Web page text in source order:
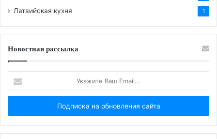
Латвийская кухня 1
Новостная рассылка
Ваш
Email...